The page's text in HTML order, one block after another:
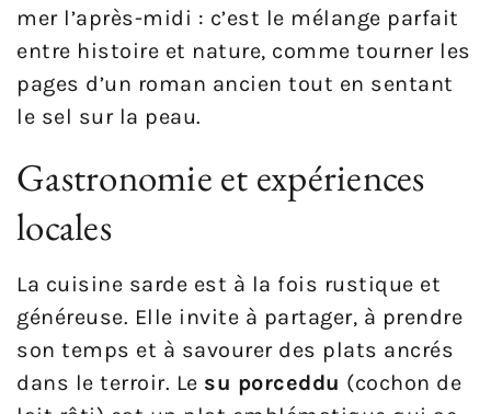
mer l’après-midi : c’est le mélange parfait
entre histoire et nature, comme tourner les
pages d’un roman ancien tout en sentant
le sel sur la peau.
Gastronomie et expériences
locales
La cuisine sarde est à la fois rustique et
généreuse. Elle invite à partager, à prendre
son temps et à savourer des plats ancrés
dans le terroir. Le su porceddu (cochon de